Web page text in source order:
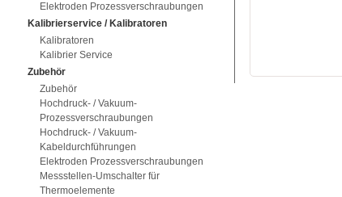
Elektroden Prozessverschraubungen
Kalibrierservice / Kalibratoren
Kalibratoren
Kalibrier Service
Zubehör
Zubehör
Hochdruck- / Vakuum-
Prozessverschraubungen
Hochdruck- / Vakuum-
Kabeldurchführungen
Elektroden Prozessverschraubungen
Messstellen-Umschalter für
Thermoelemente